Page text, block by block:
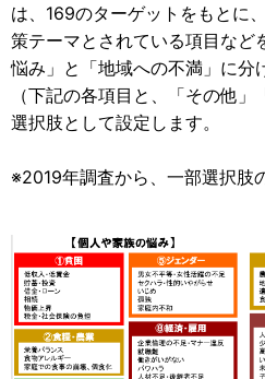
は、169のターゲットをもとに
策テーマとされている項目など
悩み」と「地域への不満」に分
（下記の各項目と、「その他
選択肢として設定します。
※2019年調査から、一部選択肢